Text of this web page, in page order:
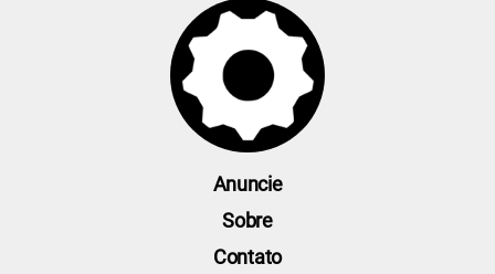
Anuncie
Sobre
Contato